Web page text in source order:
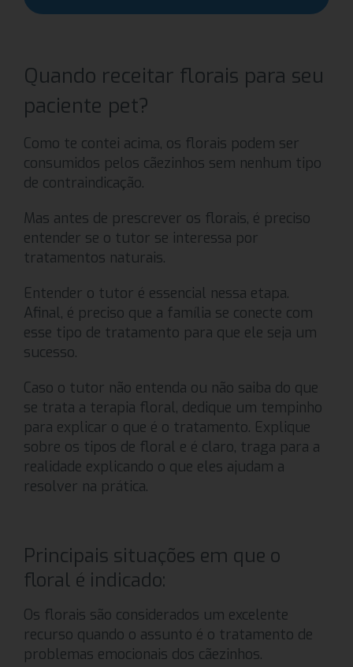
Quando receitar florais para seu
paciente pet?
Como te contei acima, os florais podem ser
consumidos pelos cãezinhos sem nenhum tipo
de contraindicação.
Mas antes de prescrever os florais, é preciso
entender se o tutor se interessa por
tratamentos naturais.
Entender o tutor é essencial nessa etapa.
Afinal, é preciso que a família se conecte com
esse tipo de tratamento para que ele seja um
sucesso.
Caso o tutor não entenda ou não saiba do que
se trata a terapia floral, dedique um tempinho
para explicar o que é o tratamento. Explique
sobre os tipos de floral e é claro, traga para a
realidade explicando o que eles ajudam a
resolver na prática.
Principais situações em que o
floral é indicado:
Os florais são considerados um excelente
recurso quando o assunto é o tratamento de
problemas emocionais dos cãezinhos.